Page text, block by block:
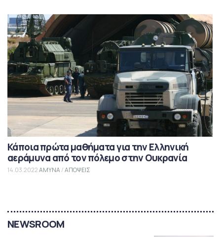
Κάποια πρώτα μαθήματα για την Ελληνική
αεράμυνα από τον πόλεμο στην Ουκρανία
14.03.2022ΑΜΥΝΑ/ΑΠΟΨΕΙΣ
NEWSROOM